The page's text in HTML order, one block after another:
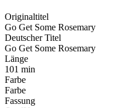
Originaltitel
Go Get Some Rosemary
Deutscher Titel
Go Get Some Rosemary
Länge
101 min
Farbe
Farbe
Fassung